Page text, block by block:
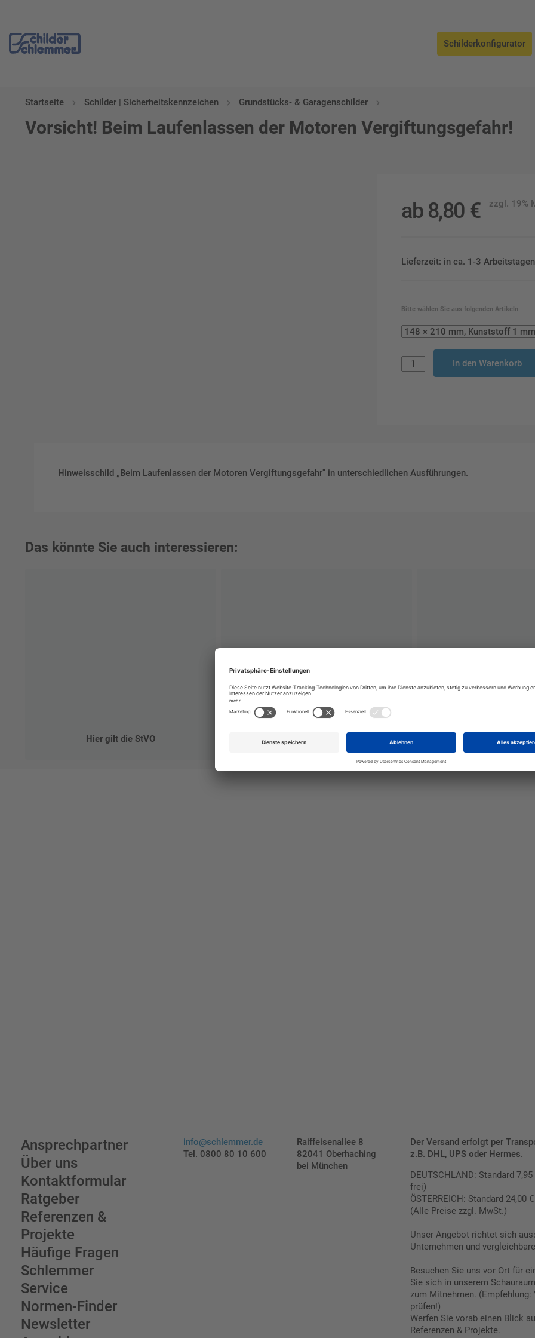
Schilderkonfigurator
Startseite Schilder | Sicherheitskennzeichen Grundstücks- & Garagenschilder
Vorsicht! Beim Laufenlassen der Motoren Vergiftungsgefahr!
ab 8,80 € zzgl. 19%
Lieferzeit: in ca. 1-3
Bitte wählen Sie aus folgenden Artikeln
In den Warenkorb
Hinweisschild „Beim Laufenlassen der Motoren Vergiftungsgefahr" in unterschiedlichen Ausführungen.
Das könnte Sie auch interessieren:
Hier gilt die StVO
Einstellraum für Kraftwagen Rauchen und
verboten
Einfahrt
Ansprechpartner
Über uns
Kontaktformular
Ratgeber
Referenzen &
Projekte
Häufige Fragen
Schlemmer
Service
Normen-Finder
Newsletter
info@schlemmer.de
Tel. 0800 80 10 600
Raiffeisenallee 8
82041 Oberhaching
bei München
Der Versand erfolgt per
z.B. DHL, UPS oder Hermes.
DEUTSCHLAND: Standard
frei)
ÖSTERREICH: Standard 24,00
(Alle Preise zzgl. MwSt.)
Unser Angebot richtet sich
Unternehmen und
Besuchen Sie uns vor Ort für
Sie sich in unserem
zum Mitnehmen.
prüfen!)
Werfen Sie vorab einen Blick
Referenzen & Projekte.